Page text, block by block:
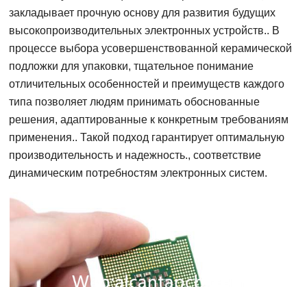
закладывает прочную основу для развития будущих
высокопроизводительных электронных устройств.. В
процессе выбора усовершенствованной керамической
подложки для упаковки, тщательное понимание
отличительных особенностей и преимуществ каждого
типа позволяет людям принимать обоснованные
решения, адаптированные к конкретным требованиям
применения.. Такой подход гарантирует оптимальную
производительность и надежность., соответствие
динамическим потребностям электронных систем.